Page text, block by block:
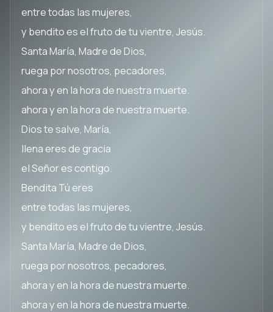
entre todas las mujeres,
y bendito es el fruto de tu vientre, Jesús.
Santa María, Madre de Dios,
ruega por nosotros, pecadores,
ahora y en la hora de nuestra muerte.
ahora y en la hora de nuestra muerte.
Dios te salve, María,
llena eres de gracia
el Señor es contigo.
Bendita Tú eres
entre todas las mujeres,
y bendito es el fruto de tu vientre, Jesús.
Santa María, Madre de Dios,
ruega por nosotros, pecadores,
ahora y en la hora de nuestra muerte.
ahora y en la hora de nuestra muerte.